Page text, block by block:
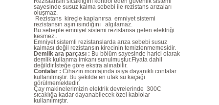
sayesinde susuz kalma sebebi ile rezistans arızaları
oluşmaz.
Rezistans kireçle kaplanırsa emniyet sistemi
rezistansın aşırı ısındığını algılamaz.
Bu sebeple emniyet sistemi rezistansa gelen elektriği
kesmez..
Emniyet sistemli rezistanslarda arıza sebebi susuz
kalması değil rezistansın kirecinin temizlenmemesidir.
Demlik ara parçası : Bu bölüm sayesinde harici olarak
demlik kullanma imkanı sunulmuştur.Fiyata dahil
değildir.İsteğe göre ekstra alınabilir.
Contalar : Cihazın montajında ısıya dayanıklı contalar
kullanılmıştır. Bu şekilde en ufak su kaçağı
görülmemektedir.
Çay makinelerimizin elektrik devrelerinde 300C
sıcaklığa kadar dayanabilecek özel kablolar
kullanılmıştır.